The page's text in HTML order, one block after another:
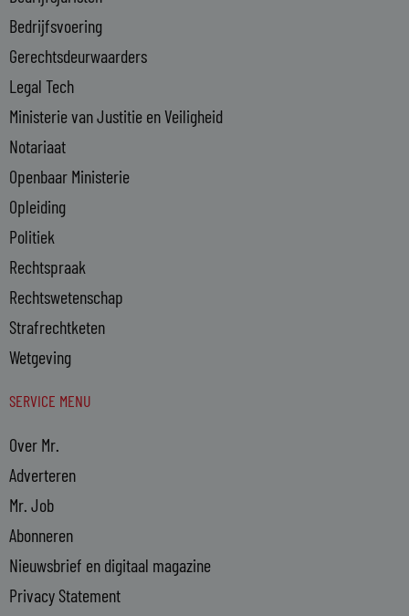
-
i
n
Bedrijfsvoering
Gerechtsdeurwaarders
Legal Tech
Ministerie van Justitie en Veiligheid
Notariaat
Openbaar Ministerie
Opleiding
Politiek
Rechtspraak
Rechtswetenschap
Strafrechtketen
Wetgeving
SERVICE MENU
Over Mr.
Adverteren
Mr. Job
Abonneren
Nieuwsbrief en digitaal magazine
Privacy Statement